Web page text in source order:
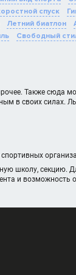
спуск
Летний биатлон
Свободный
Также сюда
в своих
школу, секцию.
и возможность